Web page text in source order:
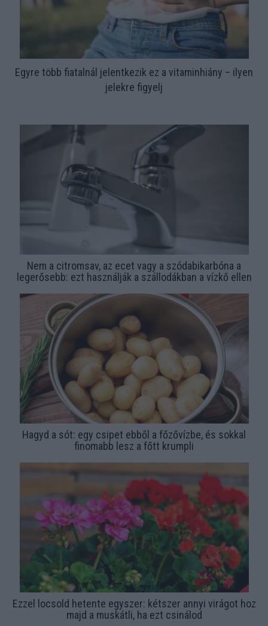
Egyre több fiatalnál jelentkezik ez a vitaminhiány – ilyen
jelekre figyelj
Nem a citromsav, az ecet vagy a szódabikarbóna a
legerősebb: ezt használják a szállodákban a vízkő ellen
Hagyd a sót: egy csipet ebből a főzővízbe, és sokkal
finomabb lesz a főtt krumpli
Ezzel locsold hetente egyszer: kétszer annyi virágot hoz
majd a muskátli, ha ezt csinálod